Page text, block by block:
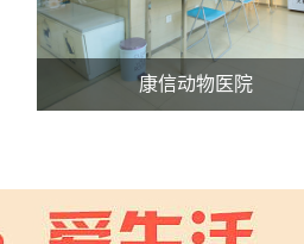
康信动物医院